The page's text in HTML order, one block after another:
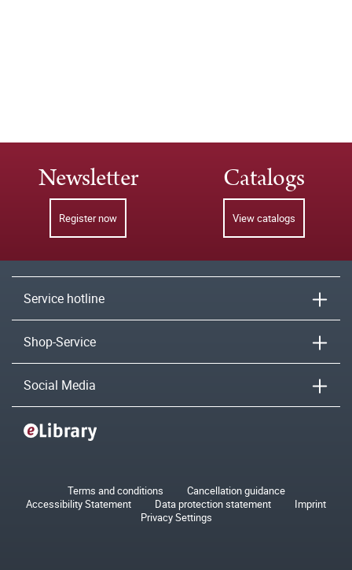
Newsletter
Register now
Catalogs
View catalogs
Service hotline
Shop-Service
Social Media
Terms and conditions
Cancellation guidance
Accessibility Statement
Data protection statement
Imprint
Privacy Settings